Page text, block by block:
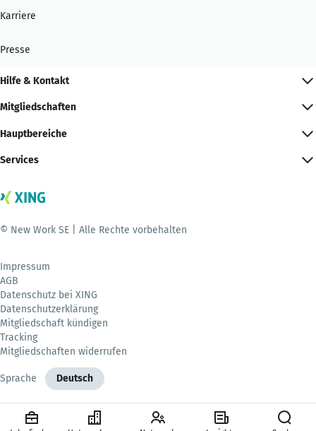
Karriere
Presse
Hilfe & Kontakt
Mitgliedschaften
Hauptbereiche
Services
© New Work SE | Alle Rechte vorbehalten
Impressum
AGB
Datenschutz bei XING
Datenschutzerklärung
Mitgliedschaft kündigen
Tracking
Mitgliedschaften widerrufen
Sprache Deutsch